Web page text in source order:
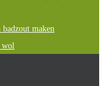
badzout maken
wol